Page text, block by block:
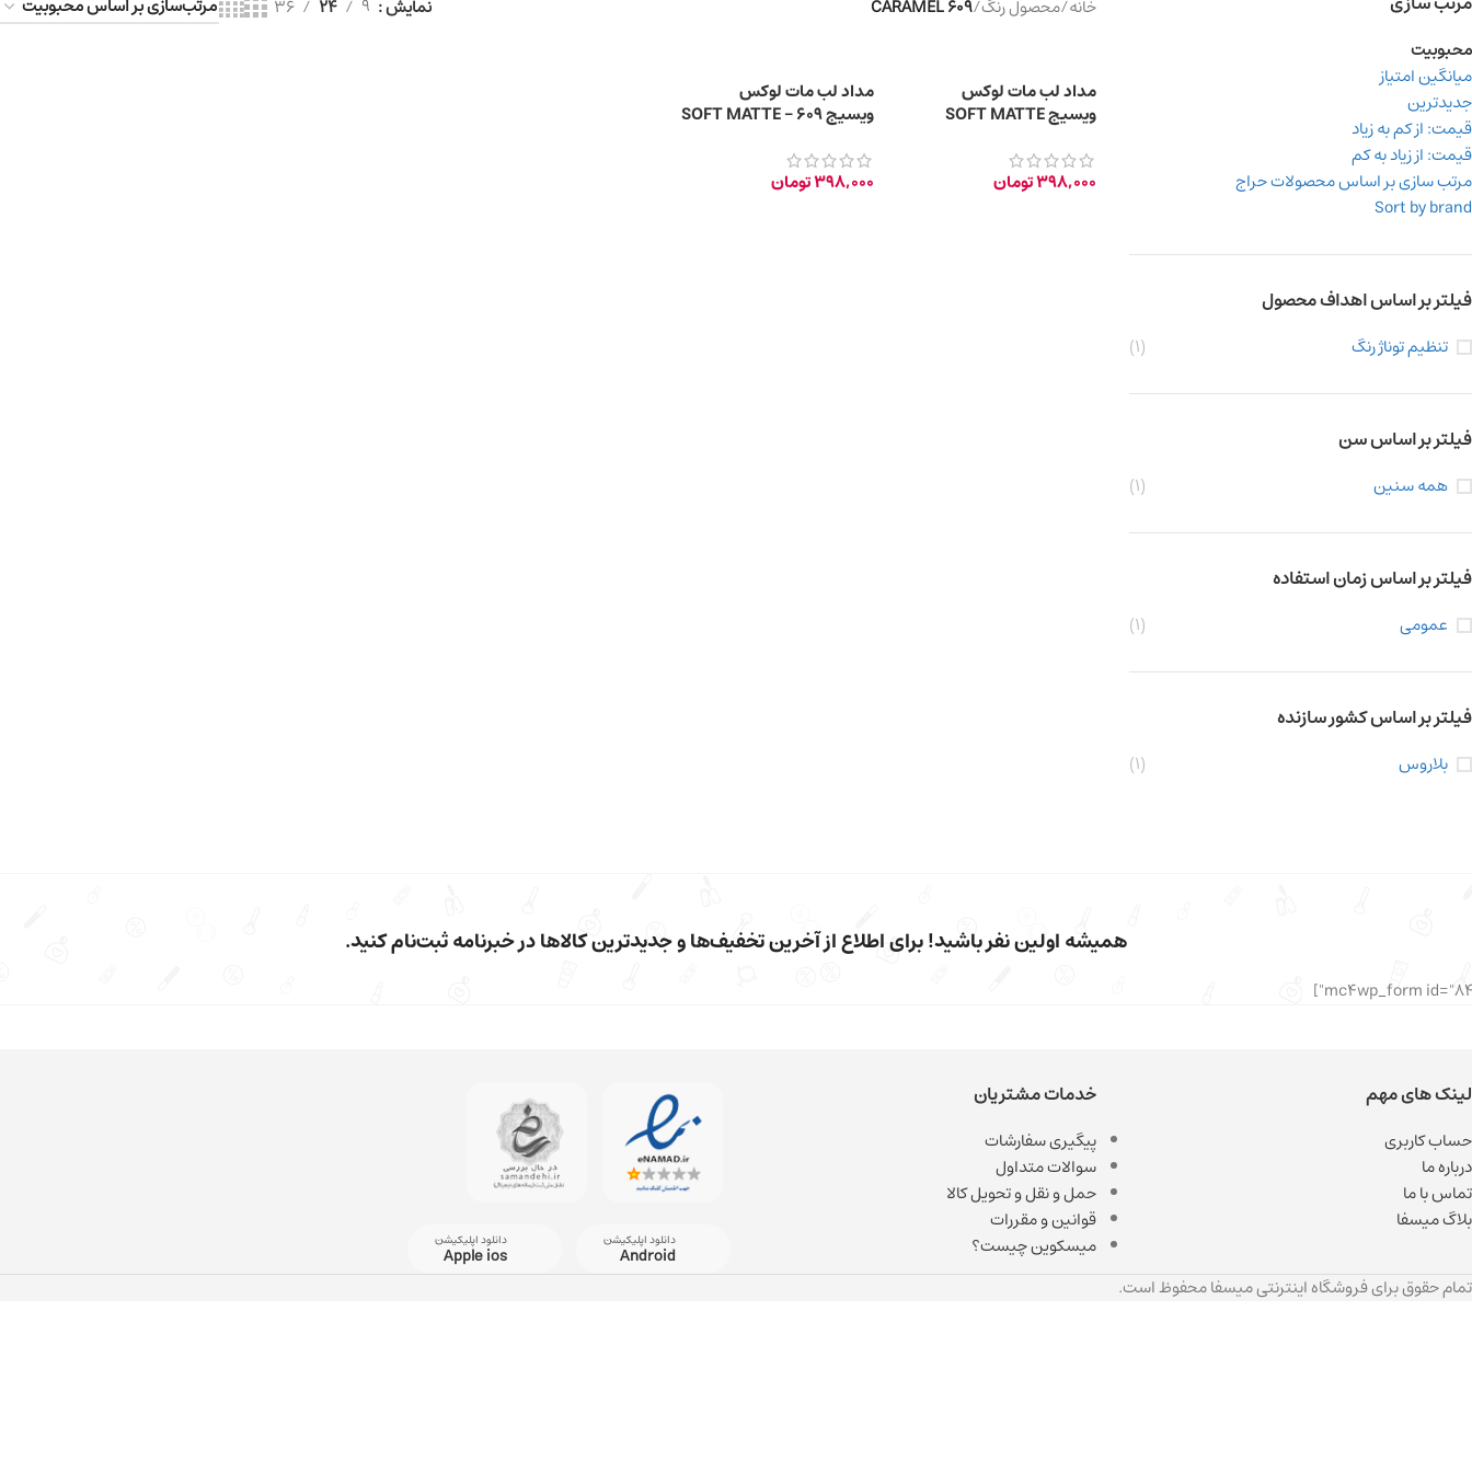
محبوبیت
میانگین امتیاز
جدیدترین
قیمت: از کم به زیاد
قیمت: از زیاد به کم
مرتب سازی بر اساس محصولات حراج
Sort by brand
فیلتر بر اساس اهداف محصول
تنظیم توناژ رنگ (1)
فیلتر بر اساس سن
همه سنین (1)
فیلتر بر اساس زمان استفاده
عمومی (1)
فیلتر بر اساس کشور سازنده
بلاروس (1)
خانه/محصول رنگ/
609 CARAMEL نمایش 9
24
36
مداد لب مات لوکس
ویسیج SOFT MATTE
398,000تومان
مداد لب مات لوکس
ویسیج SOFT MATTE – 609
398,000تومان
همیشه اولین نفر باشید! برای اطلاع از آخرین تخفیف‌ها و جدیدترین کالاها در خبرنامه ثبت‌نام کنید.
لینک های مهم
حساب کاربری
درباره ما
تماس با ما
بلاگ میسفا
خدمات مشتریان
پیگیری سفارشات
سوالات متداول
حمل و نقل و تحویل کالا
قوانین و مقررات
میسکوین چیست؟
دانلود اپلیکیشن
Android
دانلود اپلیکیشن
Apple ios
تمام حقوق برای فروشگاه اینترنتی میسفا محفوظ است.